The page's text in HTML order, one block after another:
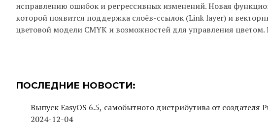
исправлению ошибок и регрессивных изменений. Новая
которой появится поддержка слоёв-ссылок (Link layer) и
цветовой модели CMYK и возможностей для управления
ПОСЛЕДНИЕ НОВОСТИ:
Выпуск EasyOS 6.5, самобытного дистрибутива от создателя
2024-12-04